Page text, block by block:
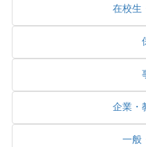
在校生
企業・
一般